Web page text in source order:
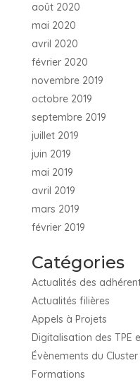
août 2020
mai 2020
avril 2020
février 2020
novembre 2019
octobre 2019
septembre 2019
juillet 2019
juin 2019
mai 2019
avril 2019
mars 2019
février 2019
Catégories
Actualités des
Actualités filières
Appels à Projets
Digitalisation des TPE
Évènements du Cluster
Formations